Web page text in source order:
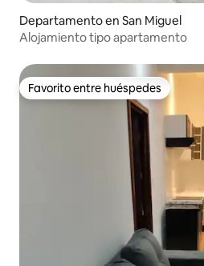
Departamento en San Miguel
Alojamiento tipo apartamento
Favorito entre huéspedes
Favorito entre huéspedes